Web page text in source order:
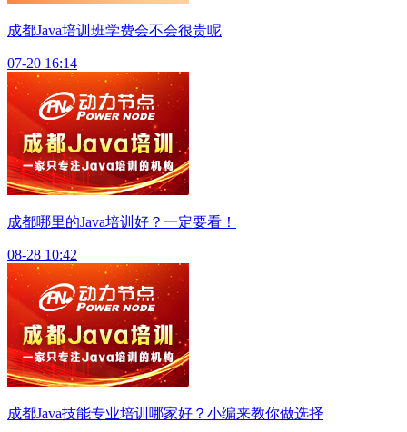
成都Java培训班学费会不会很贵呢
07-20 16:14
成都哪里的Java培训好？一定要看！
08-28 10:42
成都Java技能专业培训哪家好？小编来教你做选择